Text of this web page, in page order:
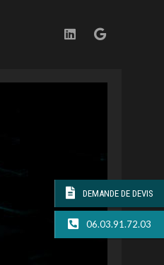
DEMANDE DE DEVIS
06.03.91.72.03